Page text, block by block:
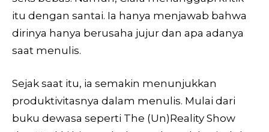
itu dengan santai. Ia hanya menjawab bahwa
dirinya hanya berusaha jujur dan apa adanya
saat menulis.
Sejak saat itu, ia semakin menunjukkan
produktivitasnya dalam menulis. Mulai dari
buku dewasa seperti The (Un)Reality Show